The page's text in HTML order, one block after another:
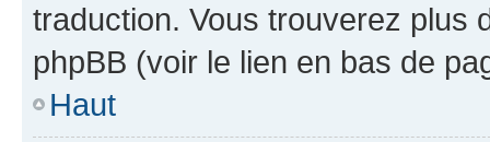
traduction. Vous trouverez plus
phpBB (voir le lien en bas de
Haut